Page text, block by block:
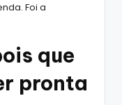
Foi a
que
pronta